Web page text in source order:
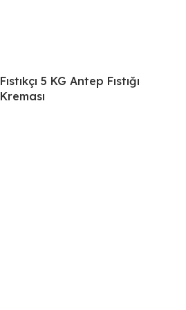
Fıstıkçı 5 KG Antep Fıstığı
Kreması